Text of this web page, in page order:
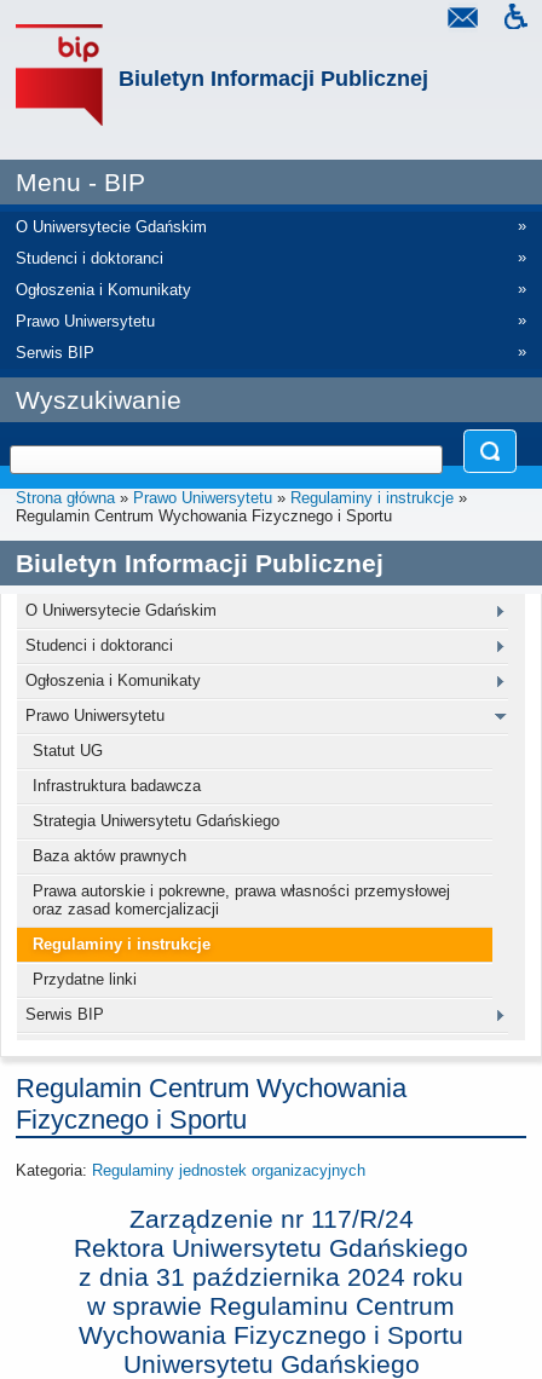
Biuletyn Informacji Publicznej
Menu - BIP
O Uniwersytecie Gdańskim
»
Studenci i doktoranci
»
Ogłoszenia i Komunikaty
»
Prawo Uniwersytetu
»
Serwis BIP
»
Wyszukiwanie
Strona główna» Prawo Uniwersytetu » Regulaminy i instrukcje »
Regulamin Centrum Wychowania Fizycznego i Sportu
Biuletyn Informacji Publicznej
O Uniwersytecie Gdańskim
Studenci i doktoranci
Ogłoszenia i Komunikaty
Prawo Uniwersytetu
Statut UG
Infrastruktura badawcza
Strategia Uniwersytetu Gdańskiego
Baza aktów prawnych
Prawa autorskie i pokrewne, prawa własności przemysłowej
oraz zasad komercjalizacji
Regulaminy i instrukcje
Przydatne linki
Serwis BIP
Regulamin Centrum Wychowania
Fizycznego i Sportu
Kategoria: Regulaminy jednostek organizacyjnych
Zarządzenie nr 117/R/24
Rektora Uniwersytetu Gdańskiego
z dnia 31 października 2024 roku
w sprawie Regulaminu Centrum
Wychowania Fizycznego i Sportu
Uniwersytetu Gdańskiego